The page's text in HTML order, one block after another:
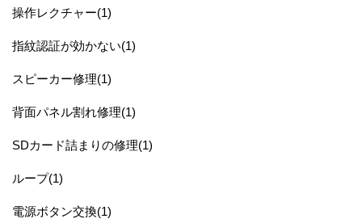
操作レクチャー(1)
指紋認証が効かない(1)
スピーカー修理(1)
背面パネル割れ修理(1)
SDカード詰まりの修理(1)
ループ(1)
電源ボタン交換(1)